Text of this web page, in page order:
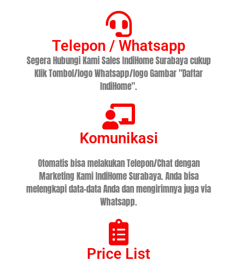
Telepon / Whatsapp
Segera Hubungi Kami Sales IndiHome Surabaya cukup
Klik Tombol/logo Whatsapp/logo Gambar "Daftar
IndiHome".
Komunikasi
Otomatis bisa melakukan Telepon/Chat dengan
Marketing Kami IndiHome Surabaya. Anda bisa
melengkapi data-data Anda dan mengirimnya juga via
Whatsapp.
Price List